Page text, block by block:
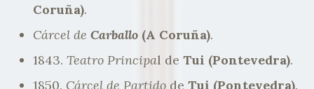
Coruña).
Cárcel de Carballo (A Coruña).
1843. Teatro Principal de Tui (Pontevedra).
1850. Cárcel de Partido de Tui (Pontevedra).